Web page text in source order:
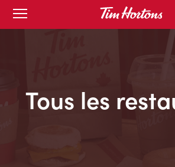
Skip
Open
mobile
menu
Tous les